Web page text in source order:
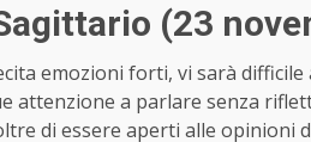
(23
emozioni forti, vi sarà difficile
attenzione a parlare senza
di essere aperti alle opinioni